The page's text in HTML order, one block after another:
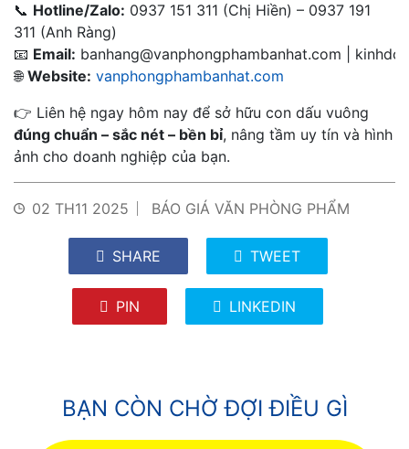
📞 Hotline/Zalo: 0937 151 311 (Chị Hiền) – 0937 191
311 (Anh Ràng)
📧 Email: banhang@vanphongphambanhat.com
🌐Website: vanphongphambanhat.com
👉 Liên hệ ngay hôm nay để sở hữu con dấu vuông
đúng chuẩn – sắc nét – bền bỉ, nâng tầm uy tín và hình
ảnh cho doanh nghiệp của bạn.
02 TH11 2025 BÁO GIÁ VĂN PHÒNG PHẨM
SHARE TWEET
PIN LINKEDIN
BẠN CÒN CHỜ ĐỢI ĐIỀU GÌ